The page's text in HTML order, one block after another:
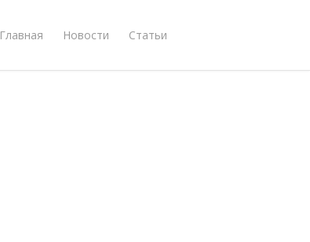
Главная Новости Статьи